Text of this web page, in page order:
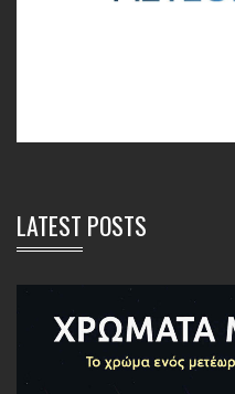
LATEST POSTS